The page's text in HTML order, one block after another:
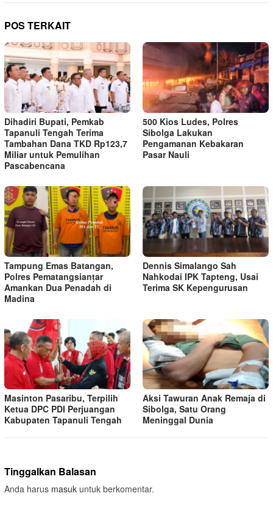
POS TERKAIT
Dihadiri Bupati, Pemkab
Tapanuli Tengah Terima
Tambahan Dana TKD Rp123,7
Miliar untuk Pemulihan
Pascabencana
500 Kios Ludes, Polres
Sibolga Lakukan
Pengamanan Kebakaran
Pasar Nauli
Tampung Emas Batangan,
Polres Pematangsianțar
Amankan Dua Penadah di
Madina
Dennis Simalango Sah
Nahkodai IPK Tapteng, Usai
Terima SK Kepengurusan
Masinton Pasaribu, Terpilih
Ketua DPC PDI Perjuangan
Kabupaten Tapanuli Tengah
Aksi Tawuran Anak Remaja di
Sibolga, Satu Orang
Meninggal Dunia
Tinggalkan Balasan
Anda harus masuk untuk berkomentar.